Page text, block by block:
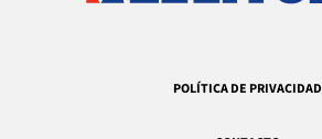
POLÍTICA DE PRIVACIDAD